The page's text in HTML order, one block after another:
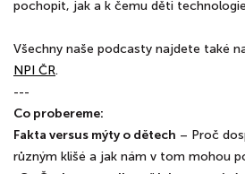
pochopit, jak a k čemu děti
Všechny naše podcasty najdete také
NPI ČR.
---
Co probereme:
Fakta versus mýty o dětech – Proč
různým klišé a jak nám v tom mohou